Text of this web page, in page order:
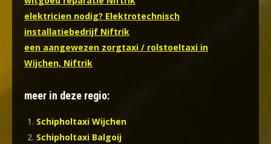
elektricien nodig? Elektrotechnisch
installatiebedrijf Niftrik
een aangewezen zorgtaxi / rolstoeltaxi in
Wijchen, Niftrik
meer in deze regio:
Schipholtaxi Wijchen
Schipholtaxi Balgoij